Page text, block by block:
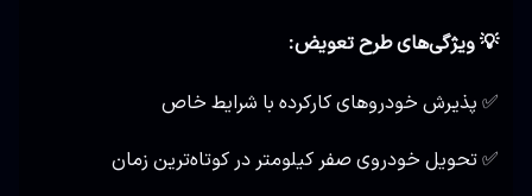
💡 ویژگی‌های طرح تعویض:
✅ پذیرش خودروهای کارکرده با شرایط خاص
✅ تحویل خودروی صفر کیلومتر در کوتاه‌ترین زمان